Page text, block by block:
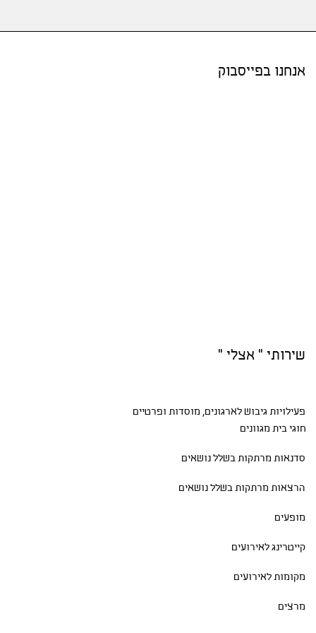
אנחנו בפייסבוק
שירותי " אצלי "
פעילויות גיבושלארגונים, מוסדות ופרטיים
חוגי בית מגוונים
סדנאות מרתקות בשלל נושאים
הרצאות מרתקות בשלל נושאים
מופעים
קייטרינג לאירועים
מקומות לאירועים
מרצים